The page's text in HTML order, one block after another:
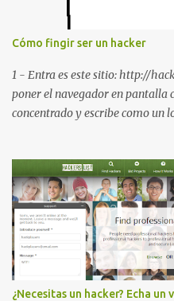
la dirección MAC del la tarjeta
: Visualiza la versión de la
*#*#3264#*#* : Muestra que
disponible en el smartphone o
Visualiza la información
Cómo fingir ser un hacker
1 - Entra es este sitio: http://
poner el navegador en pantalla
concentrado y escribe como un
¿Necesitas un hacker? Echa